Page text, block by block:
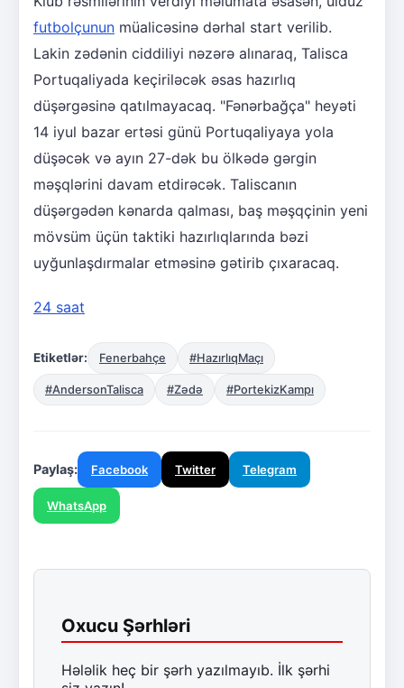
futbolçunun müalicəsinə dərhal start verilib.
Lakin zədənin ciddiliyi nəzərə alınaraq, Talisca
Portuqaliyada keçiriləcək əsas hazırlıq
düşərgəsinə qatılmayacaq. "Fənərbağça" heyəti
14 iyul bazar ertəsi günü Portuqaliyaya yola
düşəcək və ayın 27-dək bu ölkədə gərgin
məşqlərini davam etdirəcək. Taliscanın
düşərgədən kənarda qalması, baş məşqçinin yeni
mövsüm üçün taktiki hazırlıqlarında bəzi
uyğunlaşdırmalar etməsinə gətirib çıxaracaq.
24 saat
Etiketlər: Fenerbahçe #HazırlıqMaçı
#AndersonTalisca #Zədə #PortekizKampı
Paylaş: Facebook Twitter Telegram
WhatsApp
Oxucu Şərhləri
Hələlik heç bir şərh yazılmayıb. İlk şərhi